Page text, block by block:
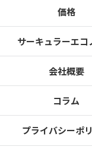
価格
サーキュラーエコ
会社概要
コラム
プライバシーポ